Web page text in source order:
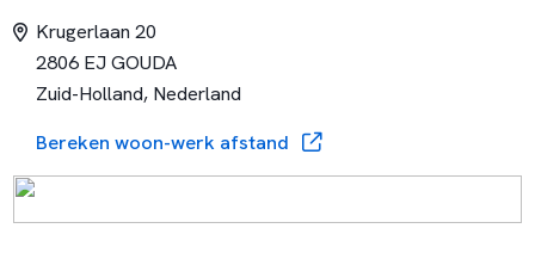
Krugerlaan 20
2806 EJ GOUDA
Zuid-Holland, Nederland
Bereken woon-werk afstand